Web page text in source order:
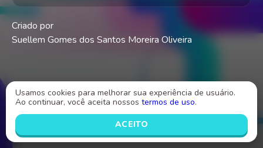
Criado por
Suellem Gomes dos Santos Moreira Oliveira
Usamos cookies para melhorar sua experiência de usuário.
Ao continuar, você aceita nossos termos de uso.
ACEITO